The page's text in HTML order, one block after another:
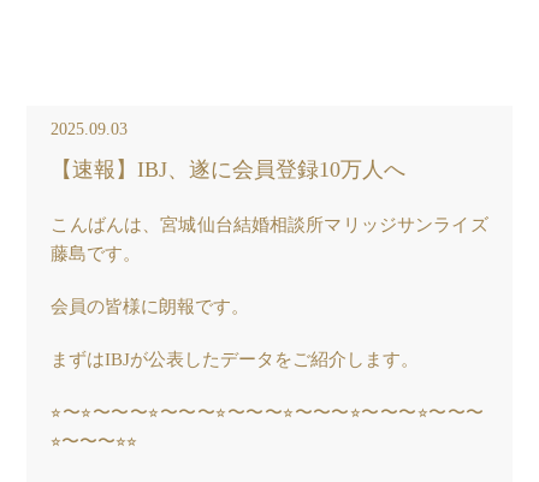
2025.09.03
【速報】IBJ、遂に会員登録10万人へ
こんばんは、宮城仙台結婚相談所マリッジサンライズ
藤島です。
会員の皆様に朗報です。
まずはIBJが公表したデータをご紹介します。
⭐︎〜⭐︎〜〜〜⭐︎〜〜〜⭐︎〜〜〜⭐︎〜〜〜⭐︎〜〜〜⭐︎〜〜〜
⭐︎〜〜〜⭐︎⭐︎